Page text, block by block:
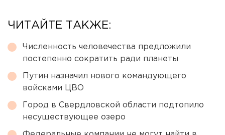
ЧИТАЙТЕ ТАКЖЕ:
Численность человечества предложили
постепенно сократить ради планеты
Путин назначил нового командующего
войсками ЦВО
Город в Свердловской области подтопило
несуществующее озеро